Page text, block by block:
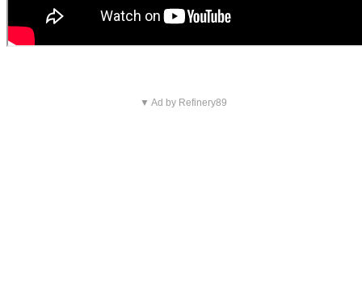
▼ Ad by Refinery89